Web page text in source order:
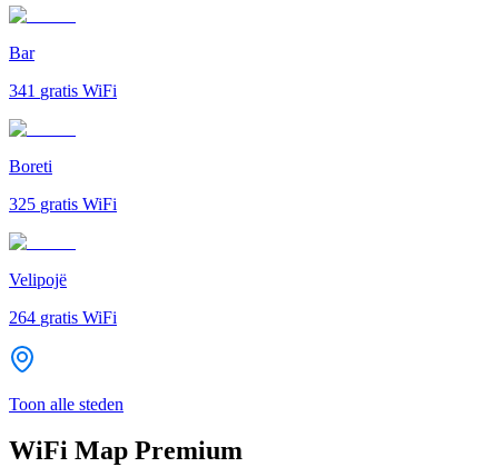
Bar
341 gratis WiFi
Boreti
325 gratis WiFi
Velipojë
264 gratis WiFi
Toon alle steden
WiFi Map Premium